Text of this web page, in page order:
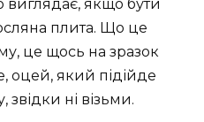
якщо бути
плита. Що це
це щось на зразок
оцей, який підійде
ні візьми.